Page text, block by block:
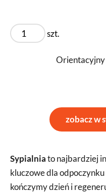
szt.
Orientacyjny
zobacz w
Sypialniato najbardziej
kluczowe dla
kończymy dzień i